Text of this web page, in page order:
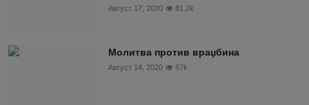
Август 17, 2020 81.2k
Молитва против враџбина
Август 14, 2020 67k